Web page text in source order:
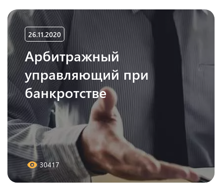
26.11.2020
Арбитражный
управляющий при
банкротстве
30417